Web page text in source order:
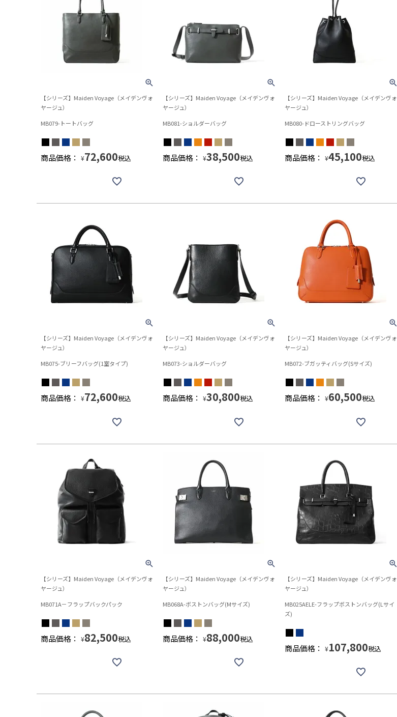
【シリーズ】Maiden Voyage（メイデンヴォ
ヤージュ）
MB079-トートバッグ
商品価格： ¥72,600税込
【シリーズ】Maiden Voyage（メイデンヴォ
ヤージュ）
MB081-ショルダーバッグ
商品価格： ¥38,500税込
【シリーズ】Maiden Voyage（メイデンヴォ
ヤージュ）
MB080-ドローストリングバッグ
商品価格： ¥45,100税込
【シリーズ】Maiden Voyage（メイデンヴォ
ヤージュ）
MB075-ブリーフバッグ(1室タイプ)
商品価格： ¥72,600税込
【シリーズ】Maiden Voyage（メイデンヴォ
ヤージュ）
MB073-ショルダーバッグ
商品価格： ¥30,800税込
【シリーズ】Maiden Voyage（メイデンヴォ
ヤージュ）
MB072-ブガッティバッグ(Sサイズ)
商品価格： ¥60,500税込
【シリーズ】Maiden Voyage（メイデンヴォ
ヤージュ）
MB071A－フラップバックパック
商品価格： ¥82,500税込
【シリーズ】Maiden Voyage（メイデンヴォ
ヤージュ）
MB068A-ボストンバッグ(Mサイズ)
商品価格： ¥88,000税込
【シリーズ】Maiden Voyage（メイデンヴォ
ヤージュ）
MB025AELE-フラップボストンバッグ(Lサイ
ズ)
商品価格： ¥107,800税込